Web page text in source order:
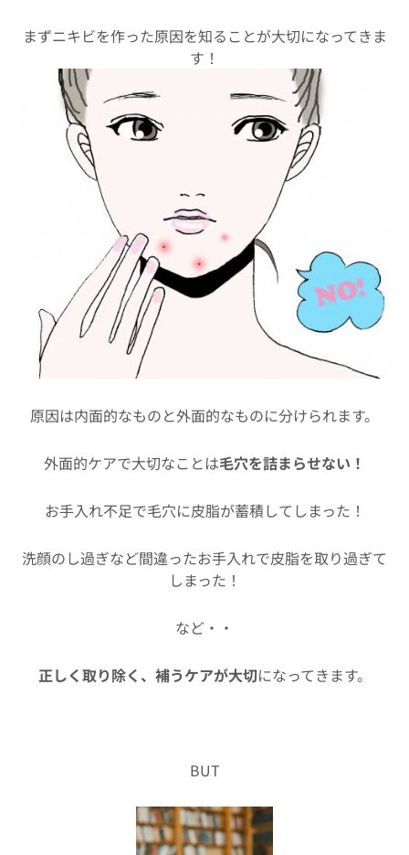
まずニキビを作った原因を知ることが大切になってきま
す！
原因は内面的なものと外面的なものに分けられます。
外面的ケアで大切なことは毛穴を詰まらせない！
お手入れ不足で毛穴に皮脂が蓄積してしまった！
洗顔のし過ぎなど間違ったお手入れで皮脂を取り過ぎて
しまった！
など・・
正しく取り除く、補うケアが大切になってきます。
BUT